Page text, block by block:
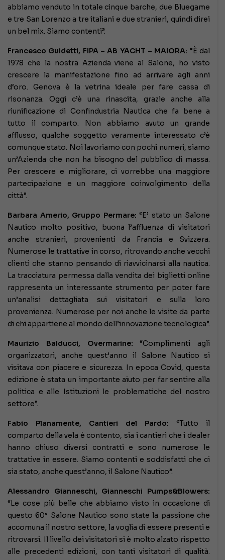
abbiamo venduto in totale cinque barche, due Bluegame
e tre San Lorenzo a tre italiani e due stranieri, quindi direi
un bel mix. Siamo contenti”.
Francesco Guidetti, FIPA – AB YACHT – MAIORA: “È dal
1978 che la nostra Azienda viene al Salone, ho visto
crescere la manifestazione fino ad arrivare agli anni
d‘oro. Genova è la vetrina ideale per fare cassa di
risonanza. Oggi c’è una rinascita, grazie anche alla
riunificazione di Confindustria Nautica che fa bene a
tutto il comparto. Non abbiamo avuto un grande
afflusso, qualche soggetto veramente interessato c’è
comunque stato. Noi lavoriamo con pochi numeri, siamo
un’Azienda che non ha bisogno del pubblico di massa.
Per crescere e migliorare, ci vorrebbe una maggiore
partecipazione e un maggiore coinvolgimento della
città”.
Barbara Amerio, Gruppo Permare: “E’ stato un Salone
Nautico molto positivo, buona l’affluenza di visitatori
anche stranieri, provenienti da Francia e Svizzera.
Numerose le trattative in corso, ritrovando anche vecchi
clienti che stanno pensando di riavvicinarsi alla nautica.
La tracciatura permessa dalla vendita dei biglietti online
rappresenta un interessante strumento per poter fare
un’analisi dettagliata sui visitatori e sulla loro
provenienza. Numerose per noi anche le visite da parte
di chi appartiene al mondo dell’innovazione tecnologica”.
Maurizio Balducci, Overmarine: “Complimenti agli
organizzatori, anche quest’anno il Salone Nautico si
visitava con piacere e sicurezza. In epoca Covid, questa
edizione è stata un importante aiuto per far sentire alla
politica e alle Istituzioni le problematiche del nostro
settore”.
Fabio Planamente, Cantieri del Pardo: “Tutto il
comparto della vela è contento, sia i cantieri che i dealer
hanno chiuso diversi contratti e sono numerose le
trattative in essere. Siamo contenti e soddisfatti che ci
sia stato, anche quest’anno, il Salone Nautico”.
Alessandro Gianneschi, Gianneschi Pumps&Blowers:
“Le cose più belle che abbiamo visto in occasione di
questo 60° Salone Nautico sono state la passione che
accomuna il nostro settore, la voglia di essere presenti e
ritrovarsi. Il livello dei visitatori si è molto alzato rispetto
alle precedenti edizioni, con tanti visitatori di qualità.